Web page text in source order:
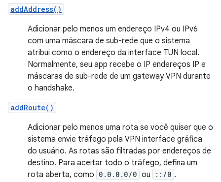
addAddress()
Adicionar pelo menos um endereço IPv4 ou IPv6
com uma máscara de sub-rede que o sistema
atribui como o endereço da interface TUN local.
Normalmente, seu app recebe o IP endereços IP e
máscaras de sub-rede de um gateway VPN durante
o handshake.
addRoute()
Adicionar pelo menos uma rota se você quiser que o
sistema envie tráfego pela VPN interface gráfica
do usuário. As rotas são filtradas por endereços de
destino. Para aceitar todo o tráfego, defina um
rota aberta, como 0.0.0.0/0 ou ::/0 .